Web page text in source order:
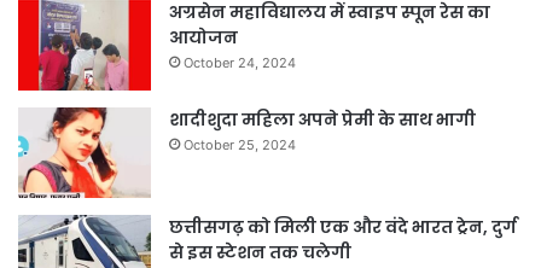
अग्रसेन महाविद्यालय में स्वाइप स्पून रेस का
आयोजन
October 24, 2024
शादीशुदा महिला अपने प्रेमी के साथ भागी
October 25, 2024
छत्तीसगढ़ को मिली एक और वंदे भारत ट्रेन, दुर्ग
से इस स्टेशन तक चलेगी